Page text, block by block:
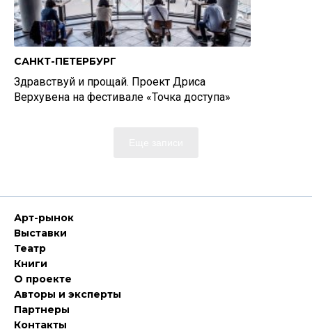
САНКТ-ПЕТЕРБУРГ
Здравствуй и прощай. Проект Дриса
Верхувена на фестивале «Точка доступа»
Арт-рынок
Выставки
Театр
Книги
О проекте
Авторы и эксперты
Партнеры
Контакты